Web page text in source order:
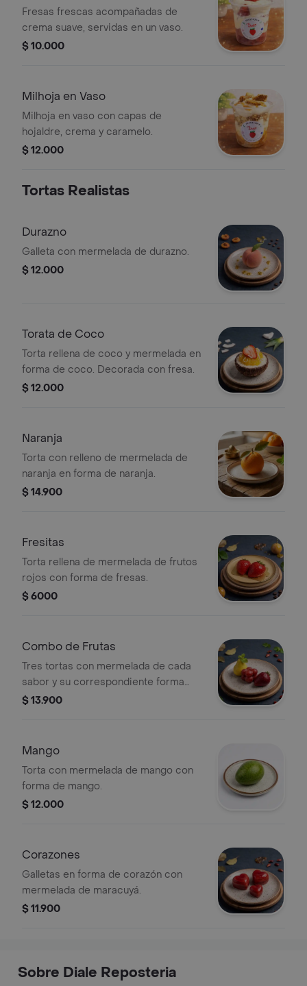
Fresas frescas acompañadas de
crema suave, servidas en un vaso.
$ 10.000
Milhoja en Vaso
Milhoja en vaso con capas de
hojaldre, crema y caramelo.
$ 12.000
Tortas Realistas
Durazno
Galleta con mermelada de durazno.
$ 12.000
Torata de Coco
Torta rellena de coco y mermelada en
forma de coco. Decorada con fresa.
$ 12.000
Naranja
Torta con relleno de mermelada de
naranja en forma de naranja.
$ 14.900
Fresitas
Torta rellena de mermelada de frutos
rojos con forma de fresas.
$ 6000
Combo de Frutas
Tres tortas con mermelada de cada
sabor y su correspondiente forma
(Pera, Lulo y Frutos Rojos).
$ 13.900
Mango
Torta con mermelada de mango con
forma de mango.
$ 12.000
Corazones
Galletas en forma de corazón con
mermelada de maracuyá.
$ 11.900
Sobre Diale Reposteria